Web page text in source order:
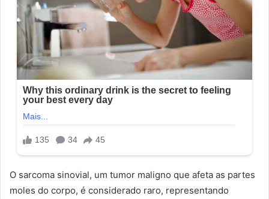
O sarcoma sinovial, um tumor maligno que afeta as partes
moles do corpo, é considerado raro, representando